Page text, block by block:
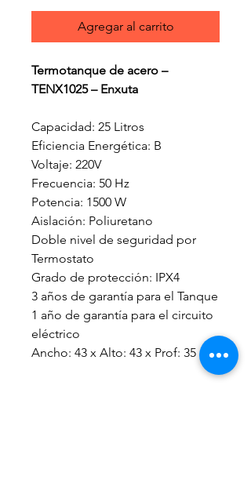
Agregar al carrito
Termotanque de acero –
TENX1025 – Enxuta
Capacidad: 25 Litros
Eficiencia Energética: B
Voltaje: 220V
Frecuencia: 50 Hz
Potencia: 1500 W
Aislación: Poliuretano
Doble nivel de seguridad por
Termostato
Grado de protección: IPX4
3 años de garantía para el Tanque
1 año de garantía para el circuito
eléctrico
Ancho: 43 x Alto: 43 x Prof: 35 cm